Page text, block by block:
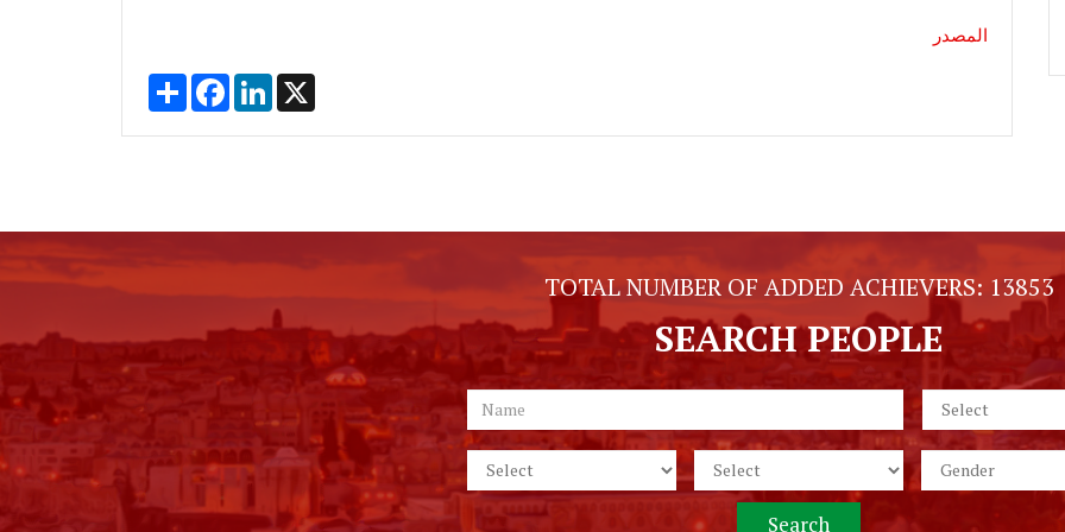
المصدر
Share FacebookLinkedIn
TOTAL NUMBER OF ADDED ACHIEVERS: 13853
SEARCH PEOPLE